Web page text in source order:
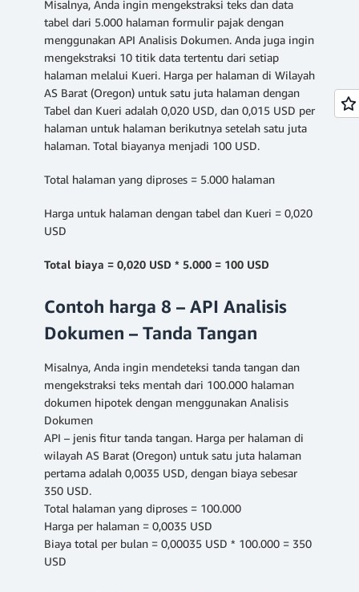
Misalnya, Anda ingin mengekstraksi teks dan data
tabel dari 5.000 halaman formulir pajak dengan
menggunakan API Analisis Dokumen. Anda juga ingin
mengekstraksi 10 titik data tertentu dari setiap
halaman melalui Kueri. Harga per halaman di Wilayah
AS Barat (Oregon) untuk satu juta halaman dengan
Tabel dan Kueri adalah 0,020 USD, dan 0,015 USD per
halaman untuk halaman berikutnya setelah satu juta
halaman. Total biayanya menjadi 100 USD.
Total halaman yang diproses = 5.000 halaman
Harga untuk halaman dengan tabel dan Kueri = 0,020
USD
Total biaya = 0,020 USD * 5.000 = 100 USD
Contoh harga 8 – API Analisis
Dokumen – Tanda Tangan
Misalnya, Anda ingin mendeteksi tanda tangan dan
mengekstraksi teks mentah dari 100.000 halaman
dokumen hipotek dengan menggunakan Analisis
Dokumen
API – jenis fitur tanda tangan. Harga per halaman di
wilayah AS Barat (Oregon) untuk satu juta halaman
pertama adalah 0,0035 USD, dengan biaya sebesar
350 USD.
Total halaman yang diproses = 100.000
Harga per halaman = 0,0035 USD
Biaya total per bulan = 0,00035 USD * 100.000 = 350
USD